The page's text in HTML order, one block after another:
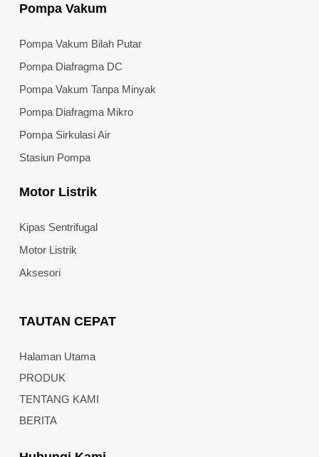
Pompa Vakum
Pompa Vakum Bilah Putar
Pompa Diafragma DC
Pompa Vakum Tanpa Minyak
Pompa Diafragma Mikro
Pompa Sirkulasi Air
Stasiun Pompa
Motor Listrik
Kipas Sentrifugal
Motor Listrik
Aksesori
TAUTAN CEPAT
Halaman Utama
PRODUK
TENTANG KAMI
BERITA